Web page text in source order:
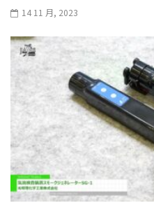
14 11 月, 2023